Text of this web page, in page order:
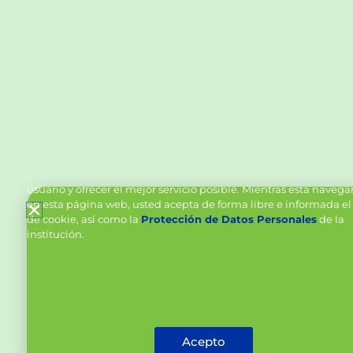
usuario y ofrecer el mejor servicio posible. Mientras está
en esta página web, usted acepta de forma libre e informada el
de cookie, así como la Protección de Datos Personalesde la
institución.
Acepto